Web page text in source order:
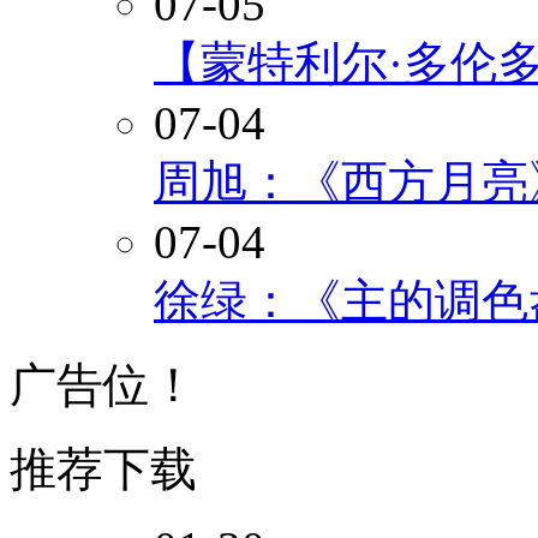
【蒙特利尔·多伦
07-04
周旭：《西方月
07-04
徐绿：《主的调
广告位！
推荐下载